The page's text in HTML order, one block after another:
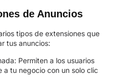
de Anuncios
tipos de extensiones que
tus anuncios:
Permiten a los usuarios
a tu negocio con un solo clic